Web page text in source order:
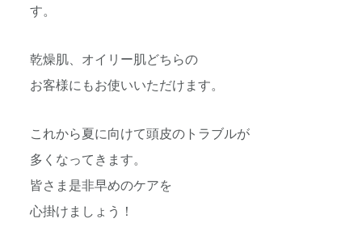
す。
乾燥肌、オイリー肌どちらの
お客様にもお使いいただけます。
これから夏に向けて頭皮のトラブルが
多くなってきます。
皆さま是非早めのケアを
心掛けましょう！